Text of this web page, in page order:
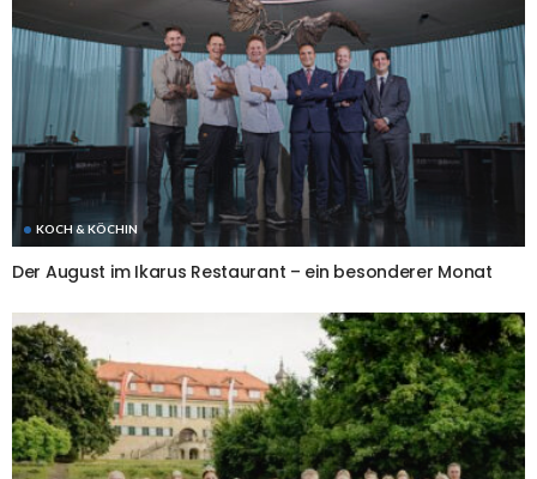
KOCH & KÖCHIN
Der August im Ikarus Restaurant – ein besonderer Monat